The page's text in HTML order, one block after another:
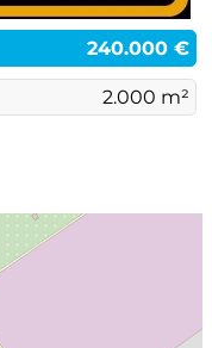
240.000 €
2.000 m²